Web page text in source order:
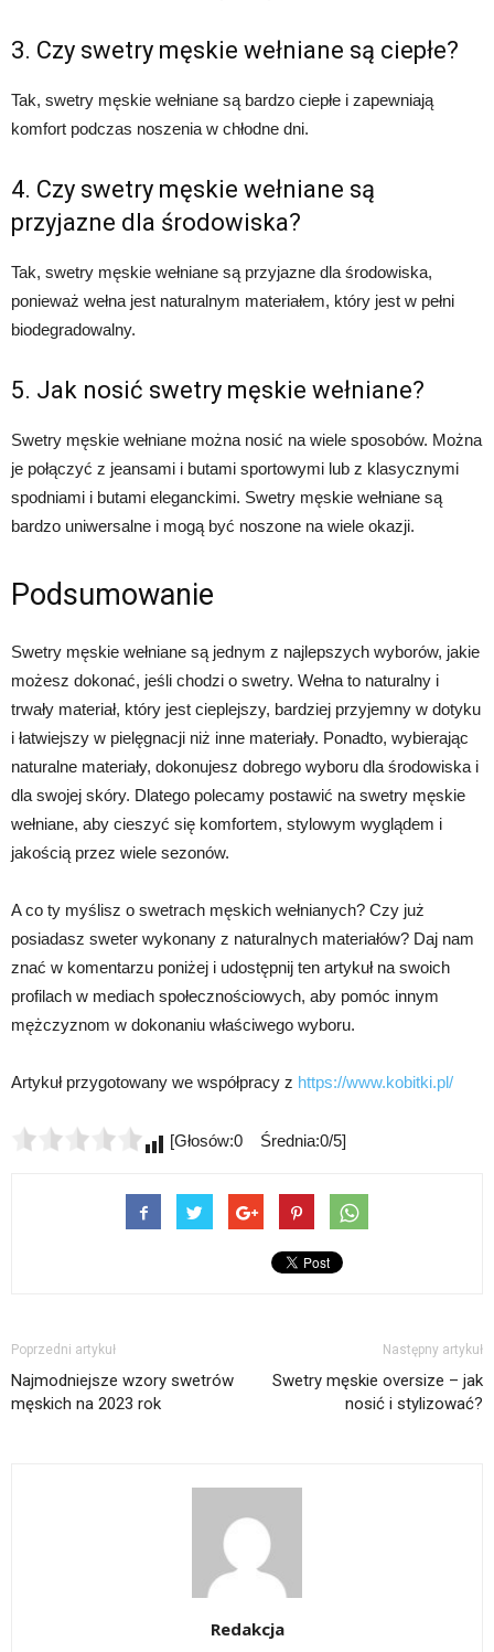
3. Czy swetry męskie wełniane są ciepłe?
Tak, swetry męskie wełniane są bardzo ciepłe i zapewniają
komfort podczas noszenia w chłodne dni.
4. Czy swetry męskie wełniane są
przyjazne dla środowiska?
Tak, swetry męskie wełniane są przyjazne dla środowiska,
ponieważ wełna jest naturalnym materiałem, który jest w pełni
biodegradowalny.
5. Jak nosić swetry męskie wełniane?
Swetry męskie wełniane można nosić na wiele sposobów. Można
je połączyć z jeansami i butami sportowymi lub z klasycznymi
spodniami i butami eleganckimi. Swetry męskie wełniane są
bardzo uniwersalne i mogą być noszone na wiele okazji.
Podsumowanie
Swetry męskie wełniane są jednym z najlepszych wyborów, jakie
możesz dokonać, jeśli chodzi o swetry. Wełna to naturalny i
trwały materiał, który jest cieplejszy, bardziej przyjemny w dotyku
i łatwiejszy w pielęgnacji niż inne materiały. Ponadto, wybierając
naturalne materiały, dokonujesz dobrego wyboru dla środowiska i
dla swojej skóry. Dlatego polecamy postawić na swetry męskie
wełniane, aby cieszyć się komfortem, stylowym wyglądem i
jakością przez wiele sezonów.
A co ty myślisz o swetrach męskich wełnianych? Czy już
posiadasz sweter wykonany z naturalnych materiałów? Daj nam
znać w komentarzu poniżej i udostępnij ten artykuł na swoich
profilach w mediach społecznościowych, aby pomóc innym
mężczyznom w dokonaniu właściwego wyboru.
Artykuł przygotowany we współpracy z https://www.kobitki.pl/
[Głosów:0 Średnia:0/5]
Poprzedni artykuł
Najmodniejsze wzory swetrów
męskich na 2023 rok
Następny artykuł
Swetry męskie oversize – jak
nosić i stylizować?
Redakcja